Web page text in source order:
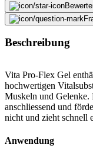
Beschreibung
Vita Pro-Flex Gel
hochwertigen
Muskeln und
anschliessend und
nicht und zieht schnell
Anwendung